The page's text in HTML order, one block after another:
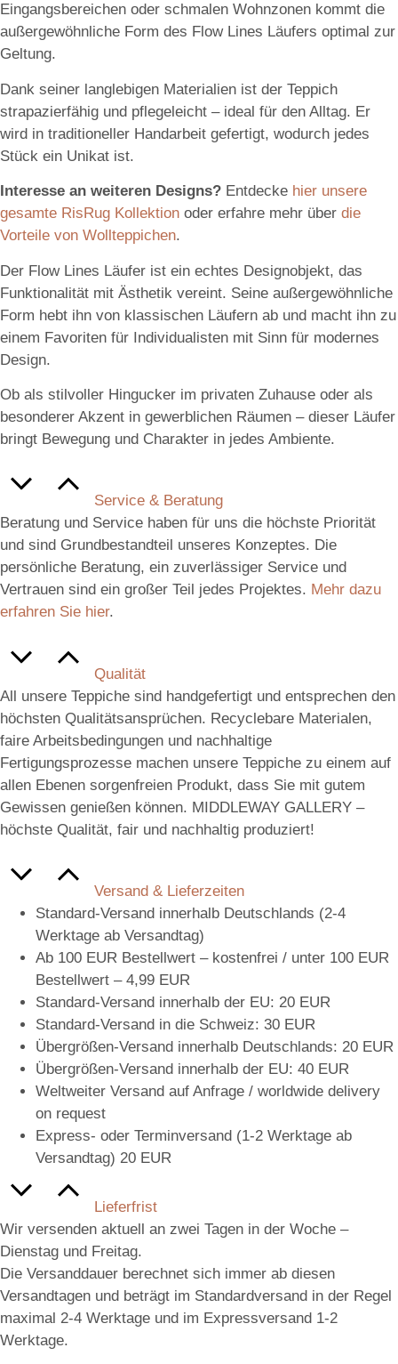
Eingangsbereichen oder schmalen Wohnzonen kommt die
außergewöhnliche Form des Flow Lines Läufers optimal zur
Geltung.
Dank seiner langlebigen Materialien ist der Teppich
strapazierfähig und pflegeleicht – ideal für den Alltag. Er
wird in traditioneller Handarbeit gefertigt, wodurch jedes
Stück ein Unikat ist.
Interesse an weiteren Designs? Entdecke hier unsere
gesamte RisRug Kollektion oder erfahre mehr über die
Vorteile von Wollteppichen.
Der Flow Lines Läufer ist ein echtes Designobjekt, das
Funktionalität mit Ästhetik vereint. Seine außergewöhnliche
Form hebt ihn von klassischen Läufern ab und macht ihn zu
einem Favoriten für Individualisten mit Sinn für modernes
Design.
Ob als stilvoller Hingucker im privaten Zuhause oder als
besonderer Akzent in gewerblichen Räumen – dieser Läufer
bringt Bewegung und Charakter in jedes Ambiente.
Service & Beratung
Beratung und Service haben für uns die höchste Priorität
und sind Grundbestandteil unseres Konzeptes. Die
persönliche Beratung, ein zuverlässiger Service und
Vertrauen sind ein großer Teil jedes Projektes. Mehr dazu
erfahren Sie hier.
Qualität
All unsere Teppiche sind handgefertigt und entsprechen den
höchsten Qualitätsansprüchen. Recyclebare Materialen,
faire Arbeitsbedingungen und nachhaltige
Fertigungsprozesse machen unsere Teppiche zu einem auf
allen Ebenen sorgenfreien Produkt, dass Sie mit gutem
Gewissen genießen können. MIDDLEWAY GALLERY –
höchste Qualität, fair und nachhaltig produziert!
Versand & Lieferzeiten
Standard-Versand innerhalb Deutschlands (2-4
Werktage ab Versandtag)
Ab 100 EUR Bestellwert – kostenfrei / unter 100 EUR
Bestellwert – 4,99 EUR
Standard-Versand innerhalb der EU: 20 EUR
Standard-Versand in die Schweiz: 30 EUR
Übergrößen-Versand innerhalb Deutschlands: 20 EUR
Übergrößen-Versand innerhalb der EU: 40 EUR
Weltweiter Versand auf Anfrage / worldwide delivery
on request
Express- oder Terminversand (1-2 Werktage ab
Versandtag) 20 EUR
Lieferfrist
Wir versenden aktuell an zwei Tagen in der Woche –
Dienstag und Freitag.
Die Versanddauer berechnet sich immer ab diesen
Versandtagen und beträgt im Standardversand in der Regel
maximal 2-4 Werktage und im Expressversand 1-2
Werktage.